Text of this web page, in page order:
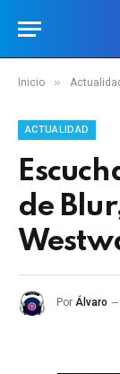
Inicio »
ACTUALIDAD
de
Por Álvaro